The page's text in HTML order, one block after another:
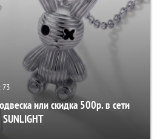
73
или скидка 500р. в сети